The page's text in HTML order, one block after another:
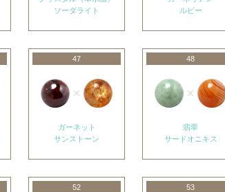
ソーダライト
ルビー
47
ガーネット
サンストーン
48
翡翠
サードオニキス
52 53